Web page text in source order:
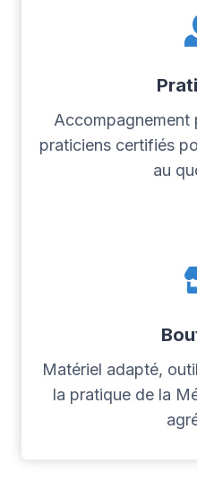
Accompagnement
praticiens certifiés
au
Matériel adapté,
la pratique de la